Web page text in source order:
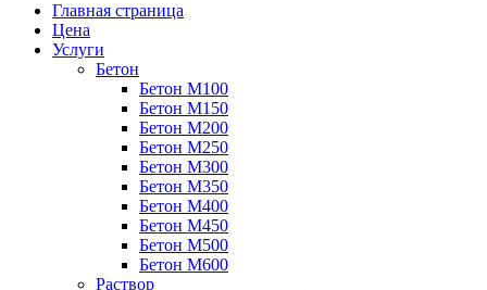
Главная страница
Цена
Услуги
Бетон
Бетон М100
Бетон М150
Бетон М200
Бетон М250
Бетон М300
Бетон М350
Бетон М400
Бетон М450
Бетон М500
Бетон М600
Раствор